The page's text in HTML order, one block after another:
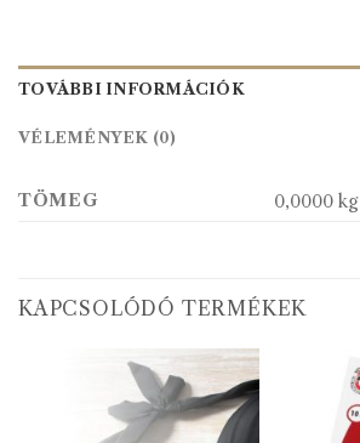
TOVÁBBI INFORMÁCIÓK
VÉLEMÉNYEK (0)
TÖMEG 0,0000 kg
KAPCSOLÓDÓ TERMÉKEK